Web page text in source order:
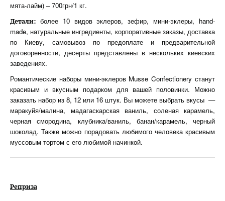
мята-лайм) – 700грн/1 кг.
Детали: более 10 видов эклеров, зефир, мини-эклеры, hand-
made, натуральные ингредиенты, корпоративные заказы, доставка
по Киеву, самовывоз по предоплате и предварительной
договоренности, десерты представлены в нескольких киевских
заведениях.
Романтические наборы мини-эклеров Musse Confectionery станут
красивым и вкусным подарком для вашей половинки. Можно
заказать набор из 8, 12 или 16 штук. Вы можете выбрать вкусы —
маракуйя/малина, мадагаскарская ваниль, соленая карамель,
черная смородина, клубника/ваниль, банан/карамель, черный
шоколад. Также можно порадовать любимого человека красивым
муссовым тортом с его любимой начинкой.
Реприза